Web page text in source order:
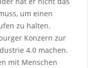
um einen
zu halten.
Konzern zur
4.0 machen.
mit Menschen